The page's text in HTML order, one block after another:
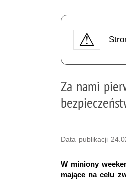
Za nami
Data publikacji
W miniony
mające na celu